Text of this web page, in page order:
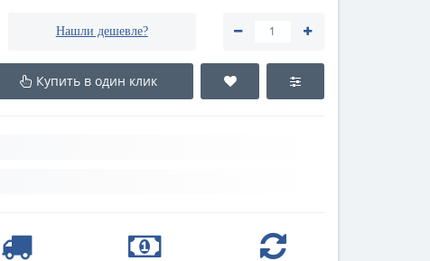
Нашли дешевле?
Купить в один клик